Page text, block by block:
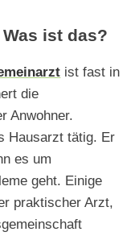
ist das?
ist fast in
die
Anwohner.
Hausarzt tätig. Er
es um
geht. Einige
praktischer Arzt,